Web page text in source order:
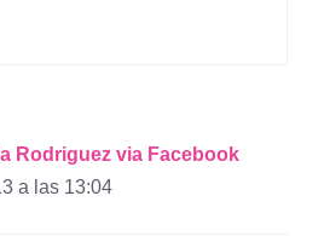
Rodriguez via Facebook
a las 13:04